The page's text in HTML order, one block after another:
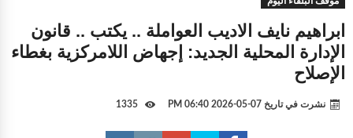
ابراهيم نايف الاديب العواملة .. يكتب .. قانون
الإدارة المحلية الجديد: إجهاض اللامركزية بغطاء
الإصلاح
نشرت في تاريخ 07-05-2026 06:40 PM